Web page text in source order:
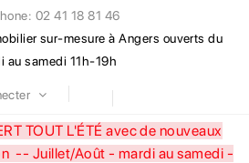
02 41 18 81 46
sur-mesure à Angers ouverts du
au samedi 11h-19h
TOUT L'ÉTÉ avec de nouveaux
-- Juillet/Août - mardi au samedi -